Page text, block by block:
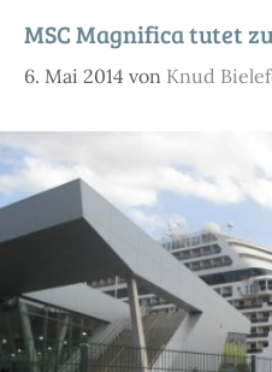
MSC Magnifica tutet
6. Mai 2014 von Knud